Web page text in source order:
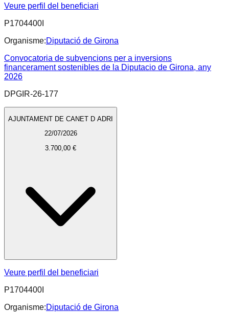
Veure perfil del beneficiari
P1704400I
Organisme:Diputació de Girona
Convocatoria de subvencions per a inversions
financerament sostenibles de la Diputacio de Girona, any
2026
DPGIR-26-177
AJUNTAMENT DE CANET D ADRI
22/07/2026
3.700,00 €
Veure perfil del beneficiari
P1704400I
Organisme:Diputació de Girona